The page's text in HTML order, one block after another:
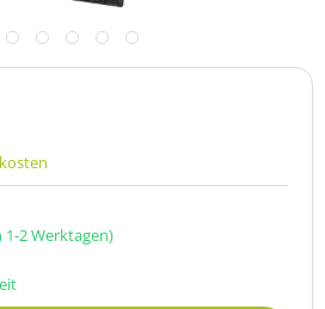
1-2 Werktagen)